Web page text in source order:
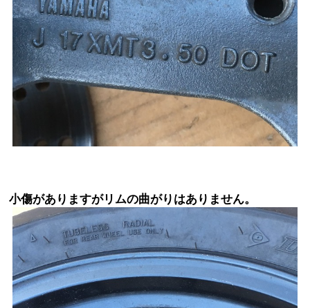
小傷がありますがリムの曲がりはありません。